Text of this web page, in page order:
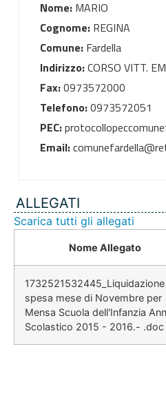
Nome:MARIO
Cognome:REGINA
Comune:Fardella
Indirizzo:CORSO VITT.
Fax:0973572000
Telefono:0973572051
PEC:
Email:
ALLEGATI
Scarica tutti gli allegati
Nome Allegato
1732521532445_Liquidazione
spesa mese di Novembre per
Mensa Scuola dell'Infanzia
Scolastico 2015 - 2016.- .doc